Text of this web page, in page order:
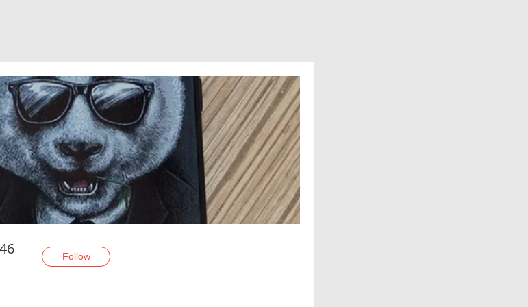
Follow